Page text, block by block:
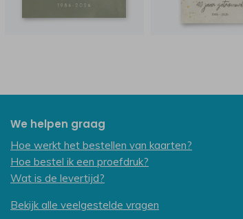
We helpen graag
Hoe werkt het bestellen van kaarten?
Hoe bestel ik een proefdruk?
Wat is de levertijd?
Bekijk alle veelgestelde vragen